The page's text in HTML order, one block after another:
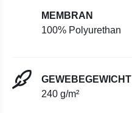
MEMBRAN
100% Polyurethan
GEWEBEGEWICHT
240 g/m²